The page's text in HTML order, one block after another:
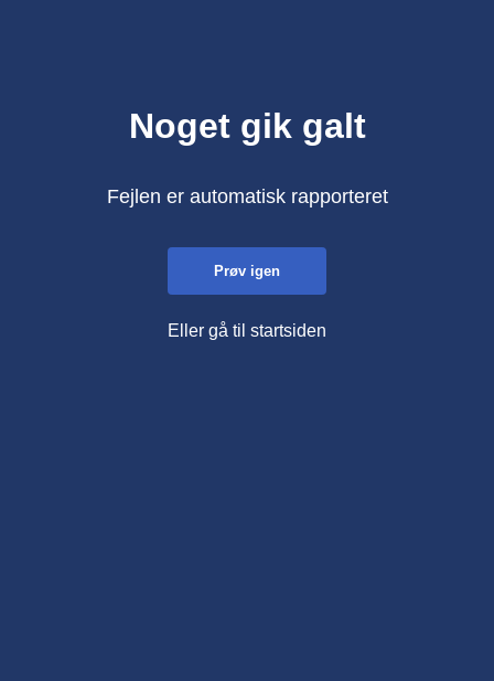
Noget gik galt
Fejlen er automatisk rapporteret
Prøv igen
Eller gå til startsiden